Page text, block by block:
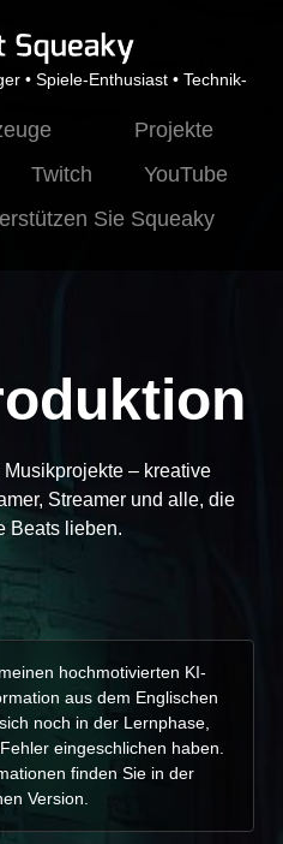
• Spiele-Enthusiast • Technik-
Projekte
Twitch
YouTube
Sie Squeaky
– kreative
Streamer und alle, die
Beats lieben.
hochmotivierten KI-
aus dem Englischen
noch in der Lernphase,
eingeschlichen haben.
finden Sie in der
Version.